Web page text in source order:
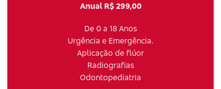
Anual R$ 299,00
De 0 a 18 Anos
Urgência e Emergência.
Aplicação de flúor
Radiografias
Odontopediatria